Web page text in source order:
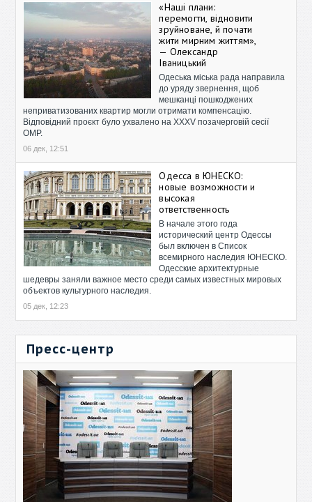
«Наші плани:
перемогти, відновити
зруйноване, й почати
жити мирним життям»,
— Олександр
Іваницький
Одеська міська рада направила
до уряду звернення, щоб
мешканці пошкоджених
неприватизованих квартир могли отримати компенсацію.
Відповідний проєкт було ухвалено на XXXV позачерговій сесії
ОМР.
06 дек, 12:51
Одесса в ЮНЕСКО:
новые возможности и
высокая
ответственность
В начале этого года
исторический центр Одессы
был включен в Список
всемирного наследия ЮНЕСКО.
Одесские архитектурные
шедевры заняли важное место среди самых известных мировых
объектов культурного наследия.
05 дек, 12:23
Пресс-центр